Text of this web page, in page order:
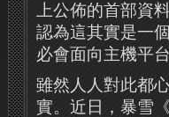
上公佈的首部資
認為這其實是一
必會面向主機平台
雖然人人對此都
實。近日，暴雪